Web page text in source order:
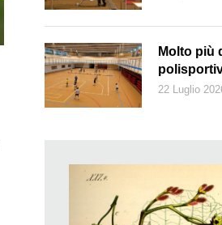
Ontano Nero (Bertu Ordiales)
Molto più
22 Luglio